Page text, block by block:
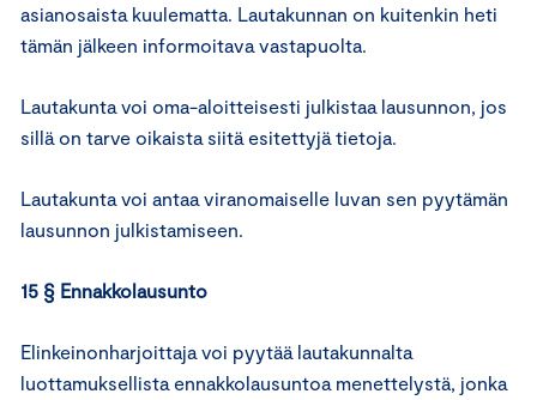
asianosaista kuulematta. Lautakunnan on kuitenkin heti
tämän jälkeen informoitava vastapuolta.
Lautakunta voi oma-aloitteisesti julkistaa lausunnon, jos
sillä on tarve oikaista siitä esitettyjä tietoja.
Lautakunta voi antaa viranomaiselle luvan sen pyytämän
lausunnon julkistamiseen.
15 § Ennakkolausunto
Elinkeinonharjoittaja voi pyytää lautakunnalta
luottamuksellista ennakkolausuntoa menettelystä, jonka